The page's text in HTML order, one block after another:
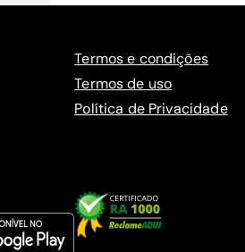
Termos e condições
Termos de uso
Política de Privacidade